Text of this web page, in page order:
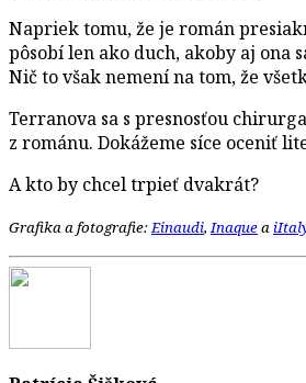
Napriek tomu, že je román
pôsobí len ako duch, akoby aj ona
Nič to však nemení na tom, že
Terranova sa s presnosťou
z románu. Dokážeme síce oceniť
A kto by chcel trpieť dvakrát?
Grafika a fotografie:Einaudi,Inaquea